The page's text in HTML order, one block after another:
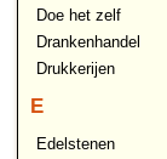
Doe het zelf
Drankenhandel
Drukkerijen
E
Edelstenen